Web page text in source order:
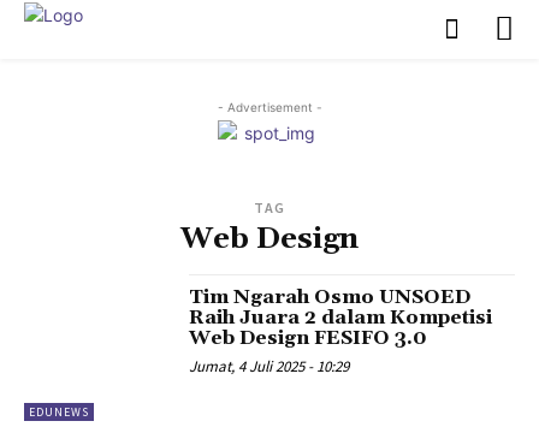
- Advertisement -
TAG
Web Design
EDUNEWS
Tim Ngarah Osmo UNSOED
Raih Juara 2 dalam Kompetisi
Web Design FESIFO 3.0
Jumat, 4 Juli 2025 - 10:29